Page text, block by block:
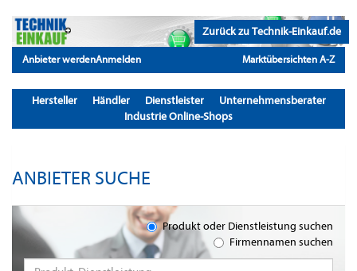
Zurück zu Technik-Einkauf.de
Anbieter werdenAnmelden Marktübersichten A-Z
Hersteller Händler Dienstleister
Unternehmensberater
Industrie Online-Shops
ANBIETER SUCHE
Produkt oder Dienstleistung suchen
Firmennamen suchen